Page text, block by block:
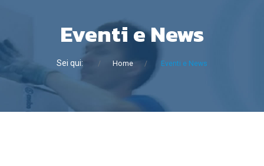
Eventi e News
Sei qui: Home Eventi e News